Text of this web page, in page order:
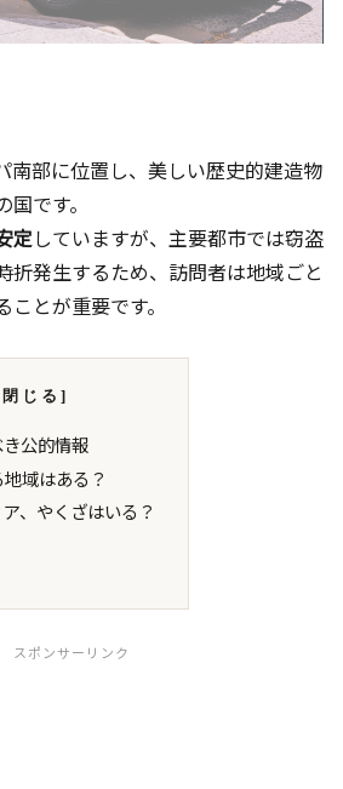
南部に位置し、美しい歴史的建造物
です。
定していますが、主要都市では窃盗
折発生するため、訪問者は地域ごと
とが重要です。
公的情報
域はある？
、やくざはいる？
スポンサーリンク